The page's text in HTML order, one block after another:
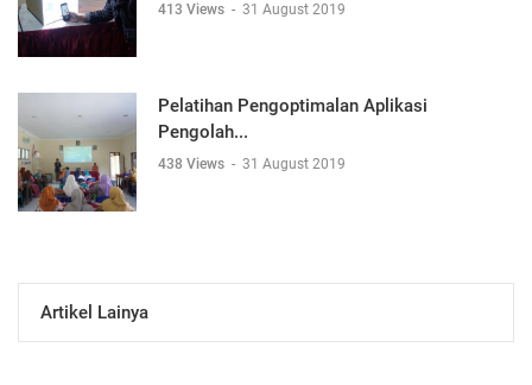
413 Views - 31 August 2019
Pelatihan Pengoptimalan Aplikasi
Pengolah...
438 Views - 31 August 2019
Artikel Lainya